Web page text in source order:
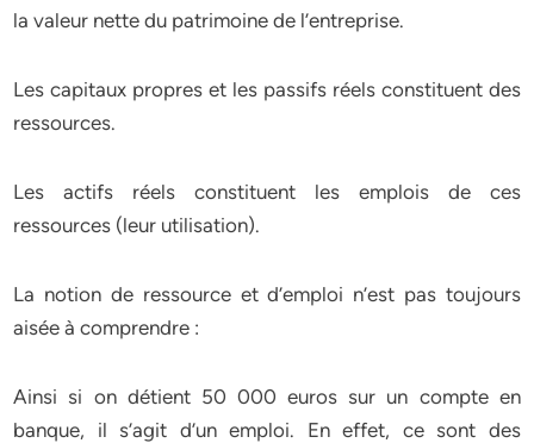
la valeur nette du patrimoine de l’entreprise.
Les capitaux propres et les passifs réels constituent des
ressources.
Les actifs réels constituent les emplois de ces
ressources (leur utilisation).
La notion de ressource et d’emploi n’est pas toujours
aisée à comprendre :
Ainsi si on détient 50 000 euros sur un compte en
banque, il s’agit d’un emploi. En effet, ce sont des